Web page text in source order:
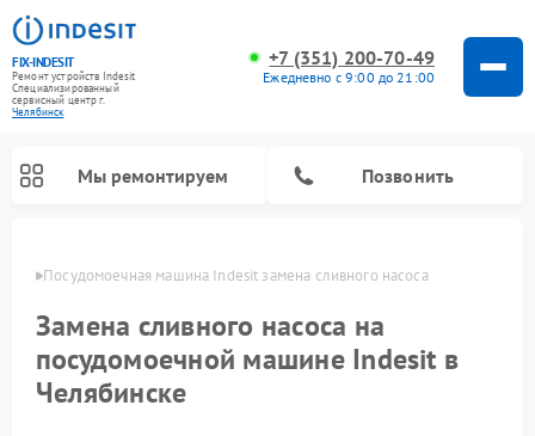
FIX-INDESIT
Ремонт устройств Indesit
Специализированный
cервисный центр г.
Челябинск
+7 (351) 200-70-49
Ежедневно с 9:00 до 21:00
Мы ремонтируем Позвонить
Посудомоечная машина Indesit замена сливного насоса
Замена сливного насоса на
посудомоечной машине Indesit в
Челябинске